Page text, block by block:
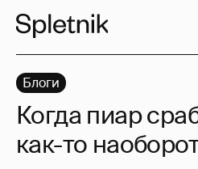
Блоги
Когда пиар
как-то